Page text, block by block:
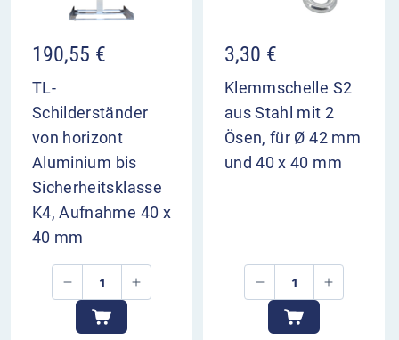
190,55 €
TL-
Schilderständer
von horizont
Aluminium bis
Sicherheitsklasse
K4, Aufnahme 40 x
40 mm
3,30 €
Klemmschelle S2
aus Stahl mit 2
Ösen, für Ø 42 mm
und 40 x 40 mm